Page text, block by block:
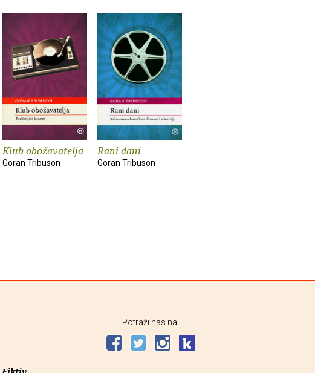
Klub obožavatelja
Goran Tribuson
Rani dani
Goran Tribuson
Potraži nas na: